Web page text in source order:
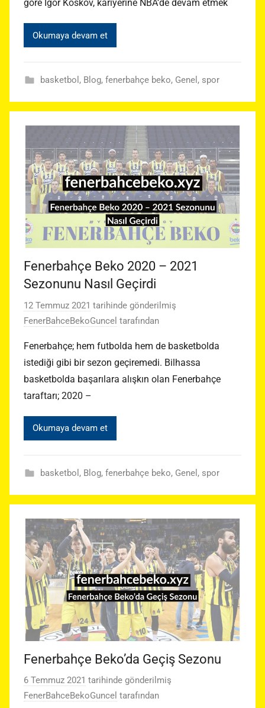
göre Igor Koskov, kariyerine NBA’de devam etmek
Okumaya devam et
basketbol , Blog, fenerbahçe beko, Genel , spor
Fenerbahçe Beko 2020 – 2021
Sezonunu Nasıl Geçirdi
12 Temmuz 2021 tarihinde gönderilmiş
FenerBahceBekoGuncel tarafından
Fenerbahçe; hem futbolda hem de basketbolda
istediği gibi bir sezon geçiremedi. Bilhassa
basketbolda başarılara alışkın olan Fenerbahçe
taraftarı; 2020 –
Okumaya devam et
basketbol , Blog, fenerbahçe beko, Genel , spor
Fenerbahçe Beko’da Geçiş Sezonu
6 Temmuz 2021 tarihinde gönderilmiş
FenerBahceBekoGuncel tarafından